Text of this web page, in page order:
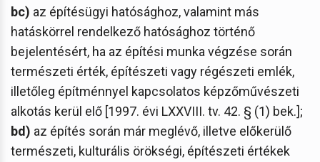
bc) az építésügyi hatósághoz, valamint más
hatáskörrel rendelkező hatósághoz történő
bejelentésért, ha az építési munka végzése során
természeti érték, építészeti vagy régészeti emlék,
illetőleg építménnyel kapcsolatos képzőművészeti
alkotás kerül elő [1997. évi LXXVIII. tv. 42. § (1) bek.];
bd) az építés során már meglévő, illetve előkerülő
természeti, kulturális örökségi, építészeti értékek